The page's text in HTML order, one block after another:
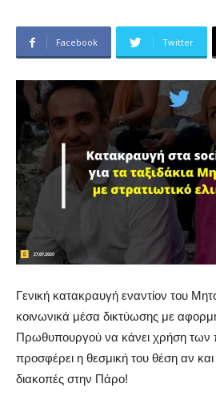
Facebook Twitter
Γενική κατακραυγή εναντίον του
κοινωνικά μέσα δικτύωσης με
Πρωθυπουργού να κάνει χρήση των
προσφέρει η θεσμική του θέση αν και
διακοπές στην Πάρο!